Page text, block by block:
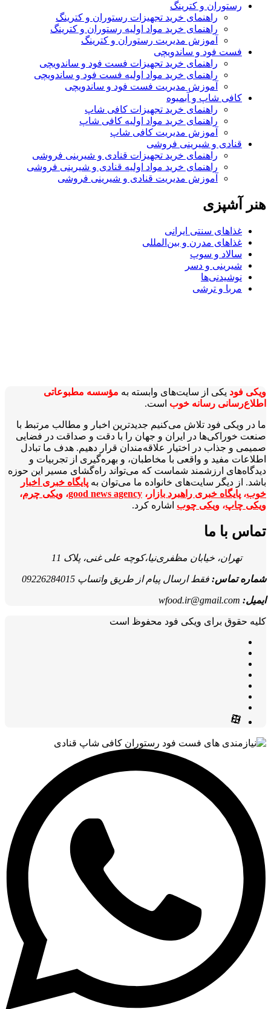
رستوران و کترینگ
راهنمای خرید تجهیزات رستوران و کترینگ
راهنمای خرید مواد اولیه رستوران و کترینگ
آموزش مدیریت رستوران و کترینگ
فست فود و ساندویچی
راهنمای خرید تجهیزات فست فود و ساندویچی
راهنمای خرید مواد اولیه فست فود و ساندویچی
آموزش مدیریت فست فود و ساندویچی
کافی شاپ و آبمیوه
راهنمای خرید تجهیزات کافی شاپ
راهنمای خرید مواد اولیه کافی‌ شاپ‌
آموزش مدیریت کافی شاپ
قنادی و شیرینی فروشی
راهنمای خرید تجهیزات قنادی و شیرینی فروشی
راهنمای خرید مواد اولیه قنادی و شیرینی فروشی
آموزش مدیریت قنادی و شیرینی فروشی
هنر آشپزی
غذاهای سنتی ایرانی
غذاهای مدرن و بین‌المللی
سالاد و سوپ
شیرینی و دسر
نوشیدنی‌ها
مربا و ترشی
ویکی‌ فود یکی از سایت‌های وابسته به مؤسسه مطبوعاتی
اطلاع‌رسانی رسانه خوب است.
ما در ویکی‌ فود تلاش می‌کنیم جدیدترین اخبار و مطالب مرتبط با
صنعت خوراکی‌ها در ایران و جهان را با دقت و صداقت در فضایی
صمیمی و جذاب در اختیار علاقه‌مندان قرار دهیم. هدف ما تبادل
اطلاعات مفید و واقعی با مخاطبان، و بهره‌گیری از تجربیات و
دیدگاه‌های ارزشمند شماست که می‌تواند راه‌گشای مسیر این حوزه
باشد. از دیگر سایت‌های خانواده ما می‌توان به پایگاه خبری اخبار
خوب، پایگاه خبری راهبرد بازار ، good news agency، ویکی چرم،
ویکی چاپ، ویکی چوب اشاره کرد.
تماس با ما
تهران، خیابان مظفری‌نیا،کوچه علی غنی، پلاک 11
شماره تماس: فقط ارسال پیام از طریق واتساپ 09226284015
ایمیل: wfood.ir@gmail.com
کلیه حقوق برای ویکی فود محفوظ است